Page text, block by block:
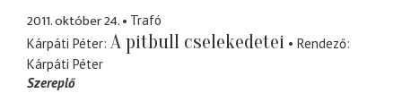
2011. október 24.
Trafó
Kárpáti Péter A pitbull cselekedetei
Rendező
Kárpáti Péter
Szereplő